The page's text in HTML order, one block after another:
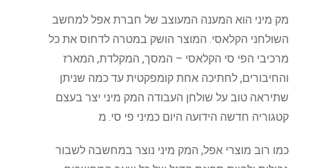
מק מיני הוא המענה המעוצב של חברת אפל למחשב
השולחני הקלאסי. המוצר הושק במטרה לדחוס את כל
מרכיבי הפי סי הקלאסי – המסך, המקלדת, המארז
והחיבורים, לחתיכה אחת קומפקטית עד כמה שניתן
שתיראה טוב על שולחן העבודה המק מיני יצר בעצם
קטגוריה חדשה הידועה היום כמיני פי סי. מ
כמו רוב מוצרי אפל, המק מיני נוצר במחשבה לשבור